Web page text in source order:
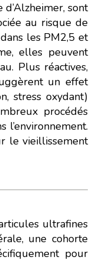
sont
au risque de
les PM2,5 et
elles peuvent
Plus réactives,
un effet
stress oxydant)
procédés
l’environnement.
le vieillissement
ultrafines
une cohorte
pour